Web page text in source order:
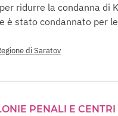
ridurre la condanna di
è stato condannato per
di Saratov
PENALI E